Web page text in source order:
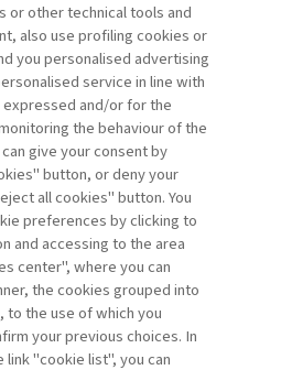
IMPRENDITORI E
LE ...
Caselli
riservata esclusivamente
Per abbonati
or other technical tools and
also use profiling cookies or
you personalised advertising
service in line with
and/or for the
the behaviour of the
give your consent by
button, or deny your
all cookies" button. You
preferences by clicking to
and accessing to the area
center", where you can
the cookies grouped into
the use of which you
your previous choices. In
"cookie list", you can